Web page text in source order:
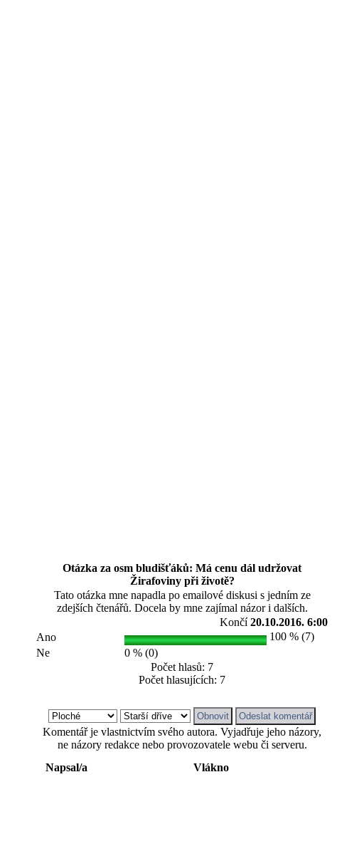
Otázka za osm bludišťáků: Má cenu dál udržovat
Žirafoviny při životě?
Tato otázka mne napadla po emailové diskusi s jedním ze
zdejších čtenářů. Docela by mne zajímal názor i dalších.
Končí20.10.2016. 6:00
Ano
100 % (7)
Ne
0 % (0)
Počet hlasů: 7
Počet hlasujících: 7
Komentář je vlastnictvím svého autora. Vyjadřuje jeho názory,
ne názory redakce nebo provozovatele webu či serveru.
Napsal/a
Vlákno